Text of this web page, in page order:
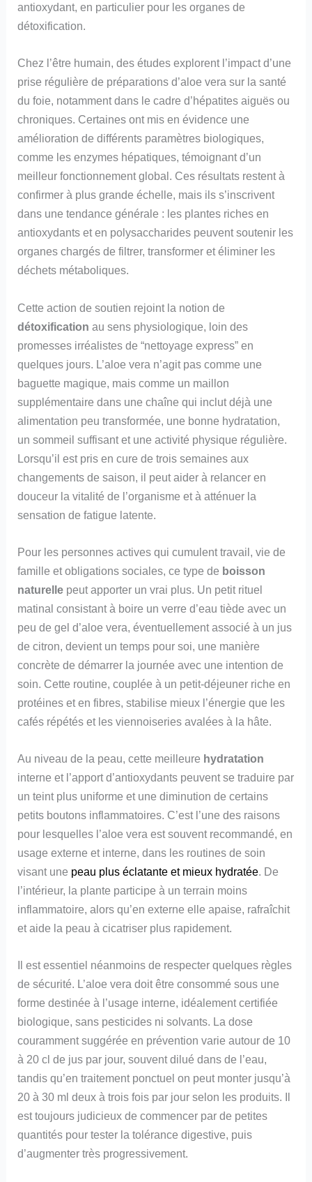
antioxydant, en particulier pour les organes de
détoxification.
Chez l’être humain, des études explorent l’impact d’une
prise régulière de préparations d’aloe vera sur la santé
du foie, notamment dans le cadre d’hépatites aiguës ou
chroniques. Certaines ont mis en évidence une
amélioration de différents paramètres biologiques,
comme les enzymes hépatiques, témoignant d’un
meilleur fonctionnement global. Ces résultats restent à
confirmer à plus grande échelle, mais ils s’inscrivent
dans une tendance générale : les plantes riches en
antioxydants et en polysaccharides peuvent soutenir les
organes chargés de filtrer, transformer et éliminer les
déchets métaboliques.
Cette action de soutien rejoint la notion de
détoxification au sens physiologique, loin des
promesses irréalistes de “nettoyage express” en
quelques jours. L’aloe vera n’agit pas comme une
baguette magique, mais comme un maillon
supplémentaire dans une chaîne qui inclut déjà une
alimentation peu transformée, une bonne hydratation,
un sommeil suffisant et une activité physique régulière.
Lorsqu’il est pris en cure de trois semaines aux
changements de saison, il peut aider à relancer en
douceur la vitalité de l’organisme et à atténuer la
sensation de fatigue latente.
Pour les personnes actives qui cumulent travail, vie de
famille et obligations sociales, ce type de boisson
naturelle peut apporter un vrai plus. Un petit rituel
matinal consistant à boire un verre d’eau tiède avec un
peu de gel d’aloe vera, éventuellement associé à un jus
de citron, devient un temps pour soi, une manière
concrète de démarrer la journée avec une intention de
soin. Cette routine, couplée à un petit-déjeuner riche en
protéines et en fibres, stabilise mieux l’énergie que les
cafés répétés et les viennoiseries avalées à la hâte.
Au niveau de la peau, cette meilleure hydratation
interne et l’apport d’antioxydants peuvent se traduire par
un teint plus uniforme et une diminution de certains
petits boutons inflammatoires. C’est l’une des raisons
pour lesquelles l’aloe vera est souvent recommandé, en
usage externe et interne, dans les routines de soin
visant une peau plus éclatante et mieux hydratée. De
l’intérieur, la plante participe à un terrain moins
inflammatoire, alors qu’en externe elle apaise, rafraîchit
et aide la peau à cicatriser plus rapidement.
Il est essentiel néanmoins de respecter quelques règles
de sécurité. L’aloe vera doit être consommé sous une
forme destinée à l’usage interne, idéalement certifiée
biologique, sans pesticides ni solvants. La dose
couramment suggérée en prévention varie autour de 10
à 20 cl de jus par jour, souvent dilué dans de l’eau,
tandis qu’en traitement ponctuel on peut monter jusqu’à
20 à 30 ml deux à trois fois par jour selon les produits. Il
est toujours judicieux de commencer par de petites
quantités pour tester la tolérance digestive, puis
d’augmenter très progressivement.